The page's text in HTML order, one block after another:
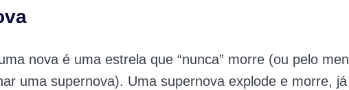
nova é uma estrela que “nunca” morre (ou pelo
uma supernova). Uma supernova explode e morre,